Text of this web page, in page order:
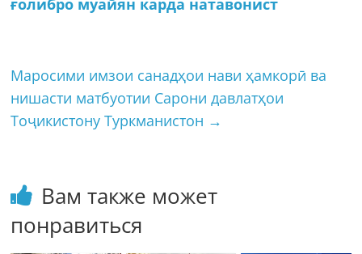
Маросими имзои санадҳои нави ҳамкорӣ ва
нишасти матбуотии Сарони давлатҳои
Тоҷикистону Туркманистон →
Вам также может
понравиться